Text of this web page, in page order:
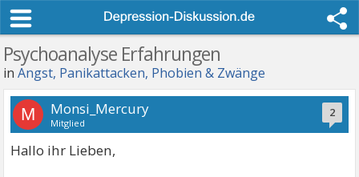
Psychoanalyse Erfahrungen
inAngst, Panikattacken, Phobien & Zwänge
2
M Monsi_Mercury
Mitglied
Hallo ihr Lieben,